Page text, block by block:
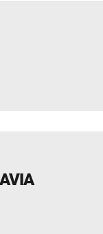
S pľúcami tentokrát
o tom vie svoje
sme sa